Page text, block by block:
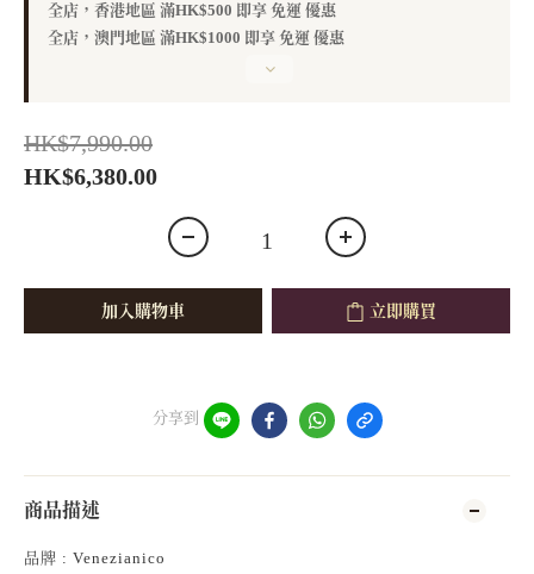
全店，香港地區 滿HK$500 即享 免運 優惠
全店，澳門地區 滿HK$1000 即享 免運 優惠
HK$7,990.00
HK$6,380.00
加入購物車 立即購買
分享到
商品描述
品牌 : Venezianico